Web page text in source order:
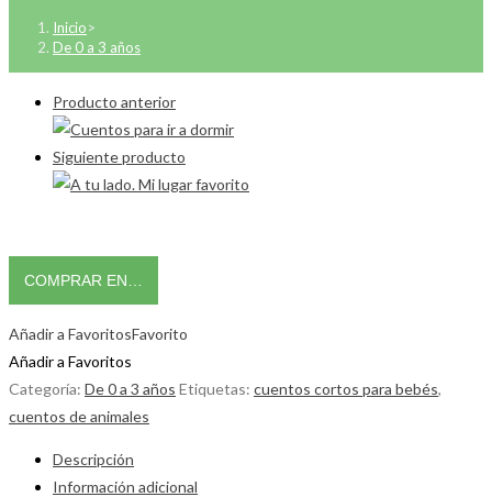
Inicio>
De 0 a 3 años
Producto anterior
Siguiente producto
COMPRAR EN…
Añadir a FavoritosFavorito
Añadir a Favoritos
Categoría: De 0 a 3 años Etiquetas: cuentos cortos para bebés,
cuentos de animales
Descripción
Información adicional